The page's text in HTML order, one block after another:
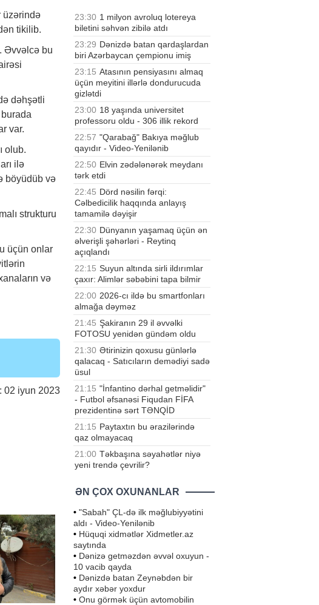
üzərində
tikilib.
Əvvəlcə bu
dəhşətli
var.
olub.
ilə
böyüdüb və
strukturu
üçün onlar
və
02 iyun 2023
23:30 1 milyon avroluq lotereya
biletini səhvən zibilə atdı
23:29 Dənizdə batan qardaşlardan
biri Azərbaycan çempionu imiş
23:15 Atasının pensiyasını almaq
üçün meyitini illərlə dondurucuda
gizlətdi
23:00 18 yaşında universitet
professoru oldu - 306 illik rekord
22:57 "Qarabağ" Bakıya məğlub
qayıdır - Video-Yenilənib
22:50 Elvin zədələnərək meydanı
tərk etdi
22:45 Dörd nəsilin fərqi:
Cəlbedicilik haqqında anlayış
tamamilə dəyişir
22:30 Dünyanın yaşamaq üçün ən
əlverişli şəhərləri - Reytinq
açıqlandı
22:15 Suyun altında sirli ildırımlar
çaxır: Alimlər səbəbini tapa bilmir
22:00 2026-cı ildə bu smartfonları
almağa dəyməz
21:45 Şakiranın 29 il əvvəlki
FOTOSU yenidən gündəm oldu
21:30 Ətirinizin qoxusu günlərlə
qalacaq - Satıcıların demədiyi sadə
üsul
21:15 "İnfantino dərhal getməlidir"
- Futbol əfsanəsi Fiqudan FİFA
prezidentinə sərt TƏNQİD
21:15 Paytaxtın bu ərazilərində
qaz olmayacaq
21:00 Təkbaşına səyahətlər niyə
yeni trendə çevrilir?
ƏN ÇOX OXUNANLAR
• "Sabah" ÇL-də ilk məğlubiyyətini
aldı - Video-Yenilənib
• Hüquqi xidmətlər Xidmetler.az
saytında
• Dənizə getməzdən əvvəl oxuyun -
10 vacib qayda
• Dənizdə batan Zeynəbdən bir
aydır xəbər yoxdur
• Onu görmək üçün avtomobilin